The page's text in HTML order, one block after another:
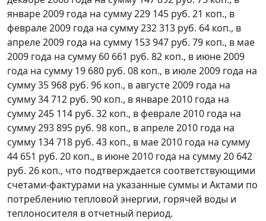
январе 2009 года на сумму 229 145 руб. 21 коп., в
феврале 2009 года на сумму 232 313 руб. 64 коп., в
апреле 2009 года на сумму 153 947 руб. 79 коп., в мае
2009 года на сумму 60 661 руб. 82 коп., в июне 2009
года на сумму 19 680 руб. 08 коп., в июле 2009 года на
сумму 35 968 руб. 96 коп., в августе 2009 года на
сумму 34 712 руб. 90 коп., в январе 2010 года на
сумму 245 114 руб. 32 коп., в феврале 2010 года на
сумму 293 895 руб. 98 коп., в апреле 2010 года на
сумму 134 718 руб. 43 коп., в мае 2010 года на сумму
44 651 руб. 20 коп., в июне 2010 года на сумму 20 642
руб. 26 коп., что подтверждается соответствующими
счетами-фактурами на указанные суммы и Актами по
потреблению тепловой энергии, горячей воды и
теплоносителя в отчетный период.